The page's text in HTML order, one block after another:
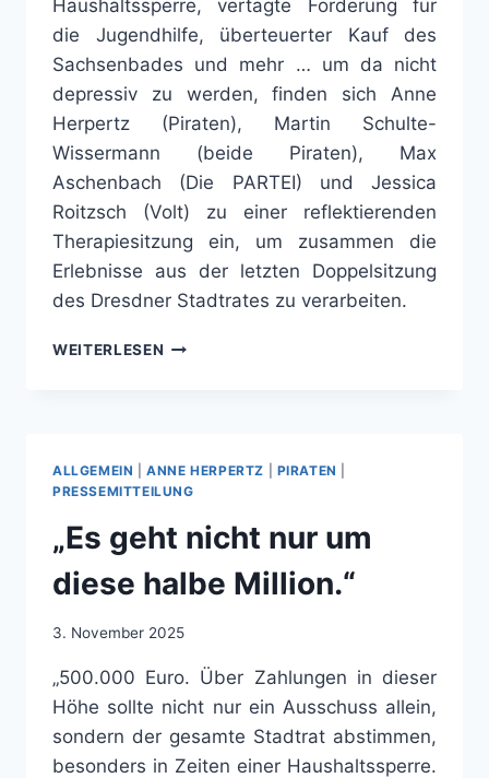
Haushaltssperre, vertagte Förderung für
die Jugendhilfe, überteuerter Kauf des
Sachsenbades und mehr … um da nicht
depressiv zu werden, finden sich Anne
Herpertz (Piraten), Martin Schulte-
Wissermann (beide Piraten), Max
Aschenbach (Die PARTEI) und Jessica
Roitzsch (Volt) zu einer reflektierenden
Therapiesitzung ein, um zusammen die
Erlebnisse aus der letzten Doppelsitzung
des Dresdner Stadtrates zu verarbeiten.
WEITERLESEN THERAPIESITZUNG
–
PODCAST
DER
PVP-
NR.
ALLGEMEIN |ANNE HERPERTZ PIRATEN
PRESSEMITTEILUNG
„Es geht nicht nur um
diese halbe Million.“
3. November 2025
„500.000 Euro. Über Zahlungen in dieser
Höhe sollte nicht nur ein Ausschuss allein,
sondern der gesamte Stadtrat abstimmen,
besonders in Zeiten einer Haushaltssperre.